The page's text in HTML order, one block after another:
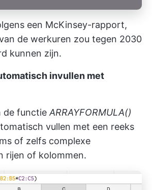
een McKinsey-rapport,
de werkuren zou tegen 2030
kunnen zijn.
invullen met
de functie ARRAYFORMULA()
vullen met een reeks
of zelfs complexe
rijen of kolommen.